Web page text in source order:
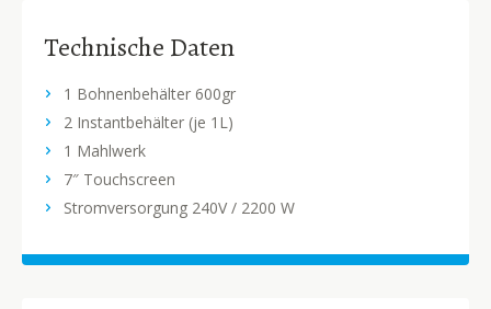
Technische Daten
1 Bohnenbehälter 600gr
2 Instantbehälter (je 1L)
1 Mahlwerk
7″ Touchscreen
Stromversorgung 240V / 2200 W